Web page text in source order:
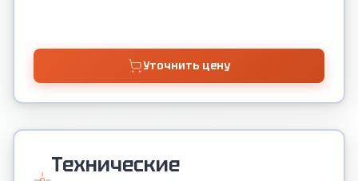
Уточнить цену
Технические